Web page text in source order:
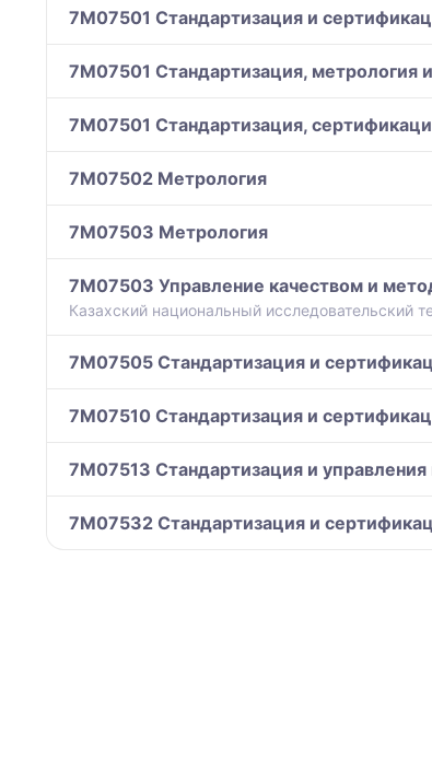
7M07501 Стандартизация и
7M07501 Стандартизация,
7M07501 Стандартизация,
7M07502 Метрология
7M07503 Метрология
7M07503 Управление качеством и
Казахский национальный исследовательский
7M07505 Стандартизация и
7M07510 Стандартизация и
7M07513 Стандартизация и
7M07532 Стандартизация и